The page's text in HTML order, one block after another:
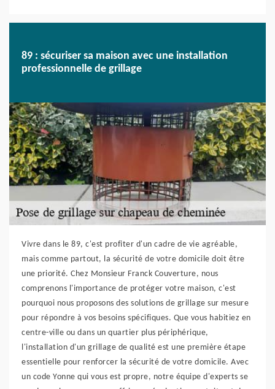
89 : sécuriser sa maison avec une installation
professionnelle de grillage
Vivre dans le 89, c'est profiter d'un cadre de vie agréable,
mais comme partout, la sécurité de votre domicile doit être
une priorité. Chez Monsieur Franck Couverture, nous
comprenons l'importance de protéger votre maison, c'est
pourquoi nous proposons des solutions de grillage sur mesure
pour répondre à vos besoins spécifiques. Que vous habitiez en
centre-ville ou dans un quartier plus périphérique,
l'installation d'un grillage de qualité est une première étape
essentielle pour renforcer la sécurité de votre domicile. Avec
un code Yonne qui vous est propre, notre équipe d'experts se